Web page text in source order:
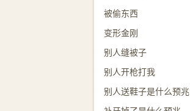
被偷东西
变形金刚
别人缝被子
别人开枪打我
别人送鞋子是什么预兆